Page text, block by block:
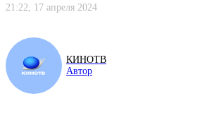
21:22, 17 апреля 2024
КИНОТВ
Автор